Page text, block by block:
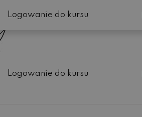
Logowanie do kursu
Logowanie do kursu